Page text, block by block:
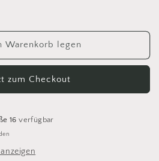
Warenkorb legen
zum Checkout
16 verfügbar